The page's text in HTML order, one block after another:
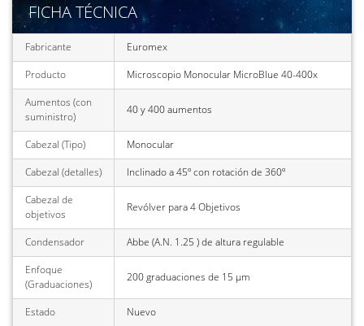
FICHA TÉCNICA
Fabricante
Euromex
Producto
Microscopio Monocular MicroBlue 40-400x
Aumentos (con
suministro)
40 y 400 aumentos
Cabezal (Tipo)
Monocular
Cabezal (detalles)
Inclinado a 45º con rotación de 360º
Cabezal de
objetivos
Revólver para 4 Objetivos
Condensador
Abbe (A.N. 1.25 ) de altura regulable
Enfoque
(Graduaciones)
200 graduaciones de 15 µm
Estado
Nuevo